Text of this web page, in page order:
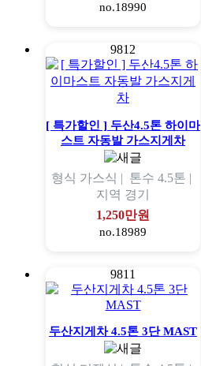
no.18990
9812
[ 특가할인 ] 두산4.5톤 하이마
스트 자동발 가스지게차
형식 가스식 | 톤수 4.5톤 |
지역 경기
1,250만원
no.18989
9811
두산지게차 4.5톤 3단 MAST